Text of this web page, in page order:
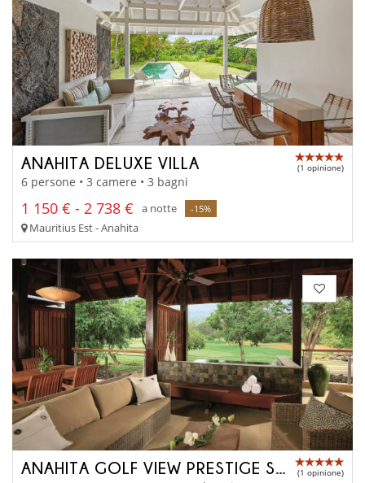
ANAHITA DELUXE VILLA (1 opinione)
6 persone • 3 camere • 3 bagni
1 150 € - 2 738 € a notte -15%
Mauritius Est - Anahita
ANAHITA GOLF VIEW PRESTIGE SUITE (1 opinione)